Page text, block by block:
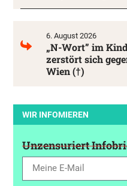
6. August 2026
„N-Wort” im
zerstört sich
Wien (†)
WIR INFOMIEREN
Unzensuriert